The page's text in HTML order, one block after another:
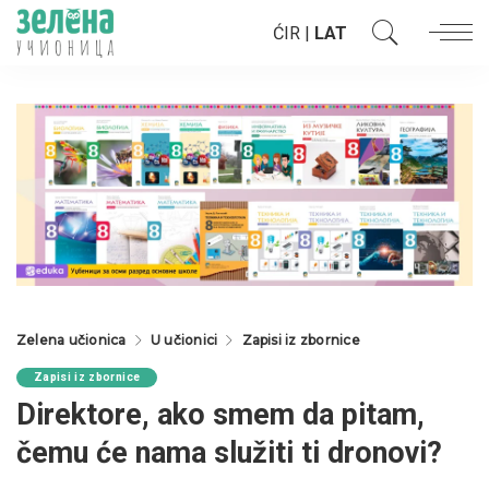
ĆIR | LAT
Zelena učionica U učionici Zapisi iz zbornice
Zapisi iz zbornice
Direktore, ako smem da pitam,
čemu će nama služiti ti dronovi?